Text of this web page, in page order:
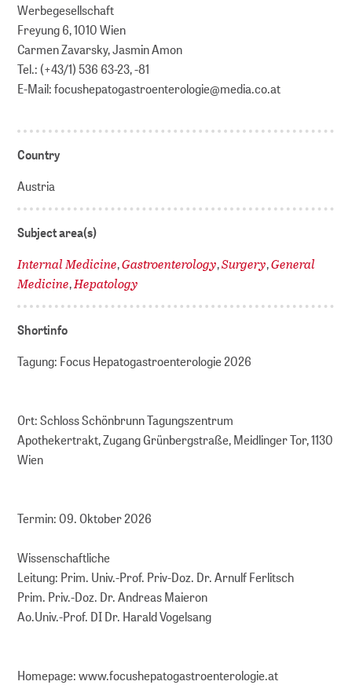
Werbegesellschaft
Freyung 6, 1010 Wien
Carmen Zavarsky, Jasmin Amon
Tel.: (+43/1) 536 63-23, -81
E-Mail: focushepatogastroenterologie@media.co.at
Country
Austria
Subject area(s)
Internal Medicine,Gastroenterology,Surgery,General
Medicine,Hepatology
Shortinfo
Tagung: Focus Hepatogastroenterologie 2026
Ort: Schloss Schönbrunn Tagungszentrum
Apothekertrakt, Zugang Grünbergstraße, Meidlinger Tor, 1130
Wien
Termin: 09. Oktober 2026
Wissenschaftliche
Leitung: Prim. Univ.-Prof. Priv-Doz. Dr. Arnulf Ferlitsch
Prim. Priv.-Doz. Dr. Andreas Maieron
Ao.Univ.-Prof. DI Dr. Harald Vogelsang
Homepage: www.focushepatogastroenterologie.at